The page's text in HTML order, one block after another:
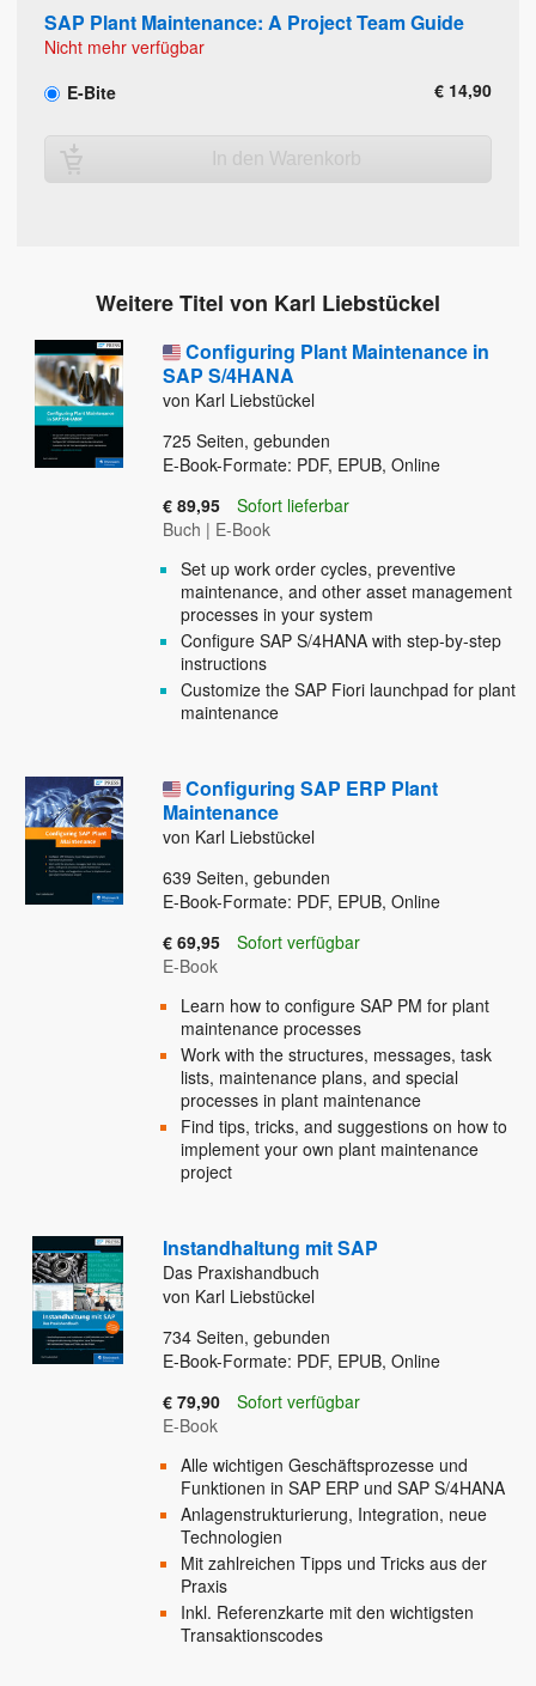
SAP Plant Maintenance: A Project Team Guide
Nicht mehr verfügbar
E-Bite
€ 14,90
In den Warenkorb
Weitere Titel von Karl Liebstückel
Configuring Plant Maintenance in
SAP S/4HANA
von Karl Liebstückel
725 Seiten, gebunden
E-Book-Formate: PDF, EPUB, Online
€ 89,95
Sofort lieferbar
Buch | E-Book
Set up work order cycles, preventive
maintenance, and other asset management
processes in your system
Configure SAP S/4HANA with step-by-step
instructions
Customize the SAP Fiori launchpad for plant
maintenance
Configuring SAP ERP Plant
Maintenance
von Karl Liebstückel
639 Seiten, gebunden
E-Book-Formate: PDF, EPUB, Online
€ 69,95
Sofort verfügbar
E-Book
Learn how to configure SAP PM for plant
maintenance processes
Work with the structures, messages, task
lists, maintenance plans, and special
processes in plant maintenance
Find tips, tricks, and suggestions on how to
implement your own plant maintenance
project
Instandhaltung mit SAP
Das Praxishandbuch
von Karl Liebstückel
734 Seiten, gebunden
E-Book-Formate: PDF, EPUB, Online
€ 79,90
Sofort verfügbar
E-Book
Alle wichtigen Geschäftsprozesse und
Funktionen in SAP ERP und SAP S/4HANA
Anlagenstrukturierung, Integration, neue
Technologien
Mit zahlreichen Tipps und Tricks aus der
Praxis
Inkl. Referenzkarte mit den wichtigsten
Transaktionscodes